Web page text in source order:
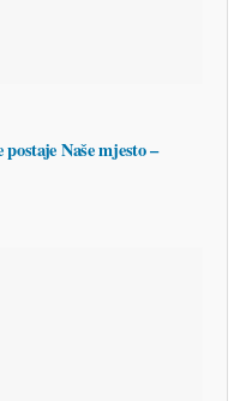
Naše mjesto –